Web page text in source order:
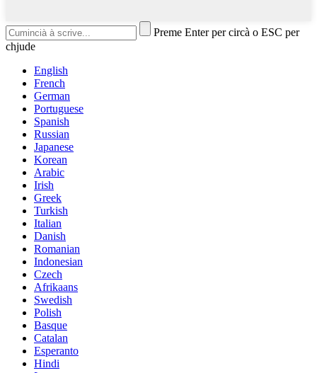
Preme Enter per circà o ESC per
chjude
English
French
German
Portuguese
Spanish
Russian
Japanese
Korean
Arabic
Irish
Greek
Turkish
Italian
Danish
Romanian
Indonesian
Czech
Afrikaans
Swedish
Polish
Basque
Catalan
Esperanto
Hindi